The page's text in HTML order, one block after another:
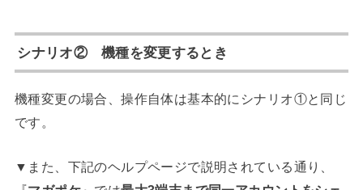
シナリオ② 機種を変更するとき
機種変更の場合、操作自体は基本的にシナリオ①と同じ
です。
▼また、下記のヘルプページで説明されている通り、